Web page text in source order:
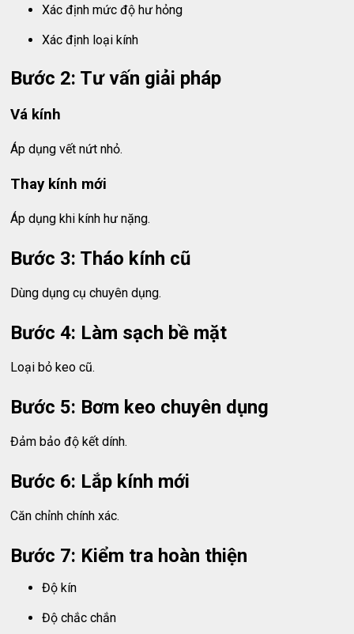
Xác định mức độ hư hỏng
Xác định loại kính
Bước 2: Tư vấn giải pháp
Vá kính
Áp dụng vết nứt nhỏ.
Thay kính mới
Áp dụng khi kính hư nặng.
Bước 3: Tháo kính cũ
Dùng dụng cụ chuyên dụng.
Bước 4: Làm sạch bề mặt
Loại bỏ keo cũ.
Bước 5: Bơm keo chuyên dụng
Đảm bảo độ kết dính.
Bước 6: Lắp kính mới
Căn chỉnh chính xác.
Bước 7: Kiểm tra hoàn thiện
Độ kín
Độ chắc chắn